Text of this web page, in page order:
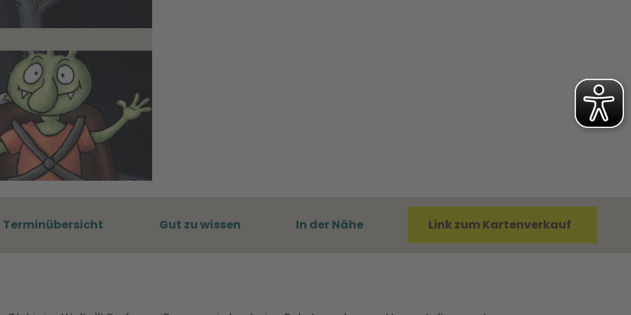
Terminübersicht Gut zu wissen In der Nähe Link zum Kartenverkauf